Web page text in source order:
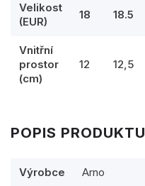
Velikost
(EUR)
18 18.5
Vnitřní
prostor
(cm)
12 12,5
POPIS PRODUKTU
Výrobce Arno